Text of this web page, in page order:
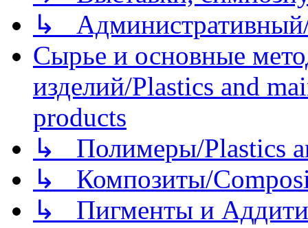
↳
Сырье и основные
изделий/Plastics and
products
↳ Полимеры/Plastics
↳ Композиты/
↳ Пигменты и